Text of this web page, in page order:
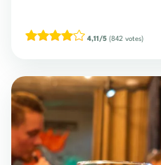
4,11/5 (842 votes)